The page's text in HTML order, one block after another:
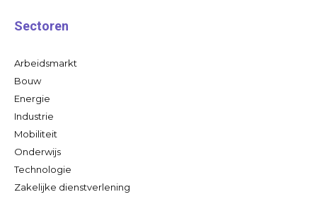
Sectoren
Arbeidsmarkt
Bouw
Energie
Industrie
Mobiliteit
Onderwijs
Technologie
Zakelijke dienstverlening